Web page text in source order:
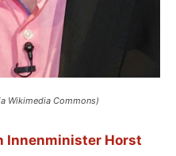
Wikimedia Commons)
Innenminister Horst